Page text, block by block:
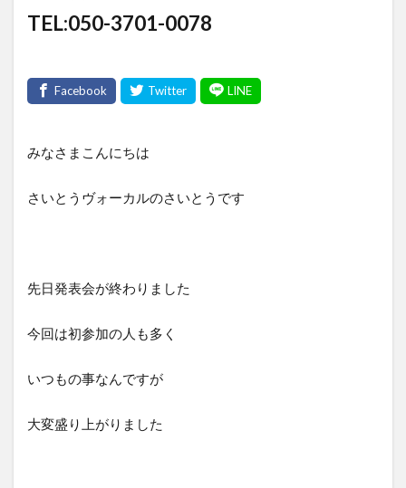
TEL:050-3701-0078
みなさまこんにちは
さいとうヴォーカルのさいとうです
先日発表会が終わりました
今回は初参加の人も多く
いつもの事なんですが
大変盛り上がりました